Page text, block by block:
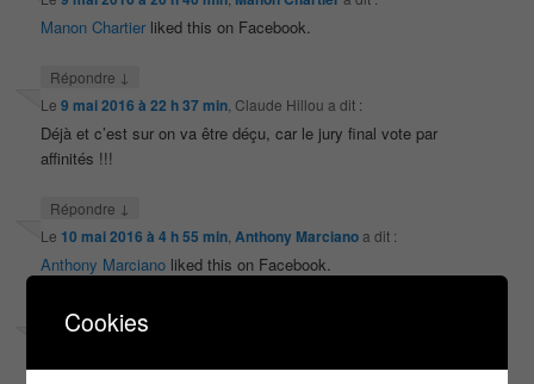
Manon Chartier liked this on Facebook.
Répondre ↓
Le9 mai 2016 à 22 h 37 min ,Claude Hillou a dit :
Déjà et c’est sur on va être déçu, car le jury final vote par
affinités !!!
Répondre ↓
Le 10 mai 2016 à 4 h 55 min Anthony Marcianoa dit :
Anthony Marciano liked this on Facebook.
Répondre↓
Catherine Hervieuliked this on Facebook.
Cookies